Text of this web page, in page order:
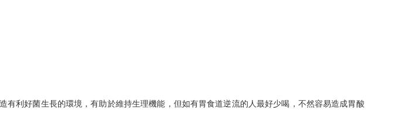
利好菌生長的環境，有助於維持生理機能，但如有胃食道逆流的人最好少喝，不然容易造成胃酸